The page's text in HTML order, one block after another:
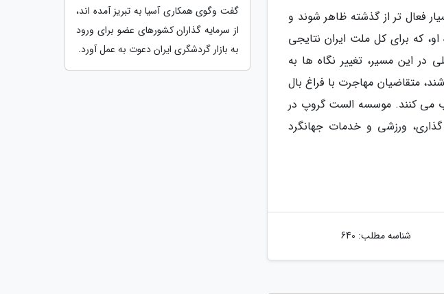
فعال تر از گذشته ظاهر شوند و
که برای کل ملت ایران نتایجی
در این مسیر، تغییر نگاه ها به
متقاضیان مهاجرت با فراغ بال
می کنند. موسسه الست گروپ در
ورزشی و خدمات جهانگرد
شناسه مطلب: 640
گفت وگوی همکاری آسیا به تبریز آمده اند،
از سرمایه گذاران کشورهای عضو برای ورود
به بازار گردشگری ایران دعوت به عمل آورد.